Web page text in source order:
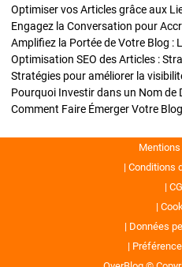
Optimiser vos Articles grâce aux
Engagez la Conversation pour
Amplifiez la Portée de Votre Blog :
Conditions
Données